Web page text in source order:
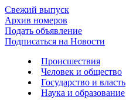
Свежий выпуск
Архив номеров
Подать объявление
Подписаться на Новости
Происшествия
Человек и общество
Государство и власть
Наука и образование